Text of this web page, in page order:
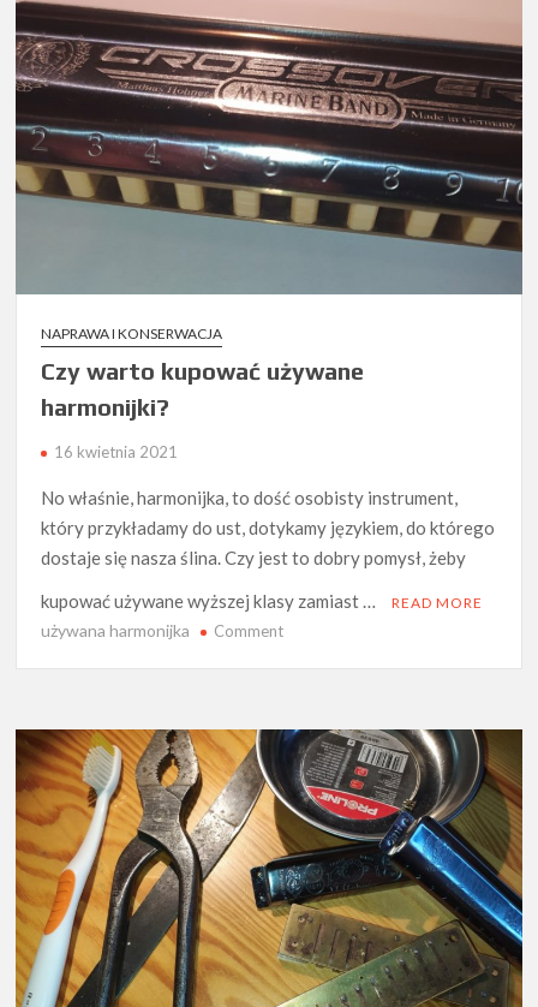
NAPRAWA I KONSERWACJA
Czy warto kupować używane
harmonijki?
16 kwietnia 2021
No właśnie, harmonijka, to dość osobisty instrument,
który przykładamy do ust, dotykamy językiem, do którego
dostaje się nasza ślina. Czy jest to dobry pomysł, żeby
kupować używane wyższej klasy zamiast …
READ MORE
używana harmonijka Commenton
używane
harmonijki?